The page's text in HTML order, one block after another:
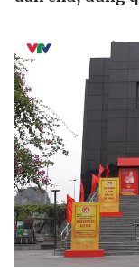
Thị trường
Góc doanh nghiệp
Truyền hình
Phim VTV
Hậu trường
Nhân vật
Khán giả
Giải sao mai
Giải trí
Điện ảnh
Âm nhạc
Sao
Đời sống
Du lịch
Làm đẹp
Giáo dục